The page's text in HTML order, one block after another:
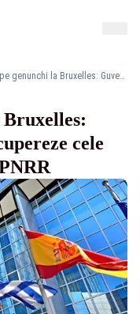
Negocieri pe genunchi la Bruxelles: Guvernul încearcă să recupereze cele 4,9 miliarde de euro din PNRR
cele